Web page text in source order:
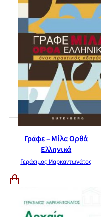
Γράφε – Μίλα Ορθά
Ελληνικά
Γεράσιμος Μαρκαντωνάτος